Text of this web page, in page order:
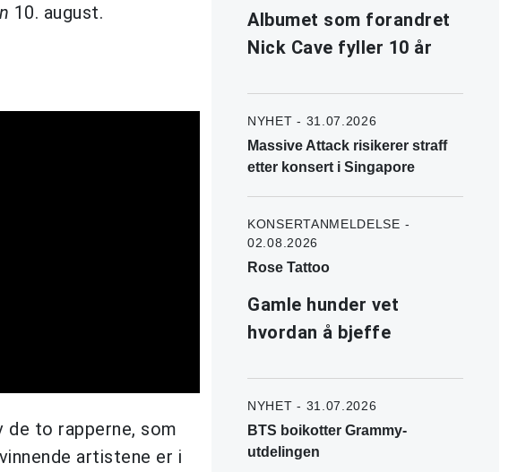
10. august.
to rapperne, som
artistene er i
Albumet som forandret
Nick Cave fyller 10 år
NYHET - 31.07.2026
Massive Attack risikerer straff
etter konsert i Singapore
KONSERTANMELDELSE -
02.08.2026
Rose Tattoo
Gamle hunder vet
hvordan å bjeffe
NYHET - 31.07.2026
BTS boikotter Grammy-
utdelingen